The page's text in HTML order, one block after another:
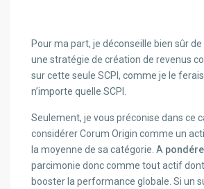
Pour ma part, je déconseille bien sûr
une stratégie de création de revenus
sur cette seule SCPI, comme je le
n’importe quelle SCPI.
Seulement, je vous préconise dans ce
considérer Corum Origin comme un
la moyenne de sa catégorie. A
parcimonie donc comme tout actif
booster la performance globale. Si un